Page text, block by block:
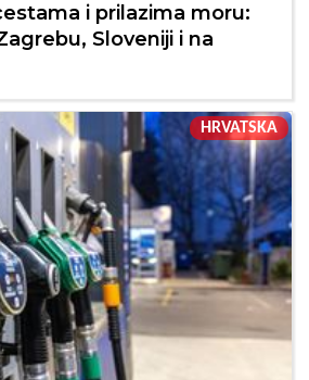
i prilazima moru:
Sloveniji i na
HRVATSKA